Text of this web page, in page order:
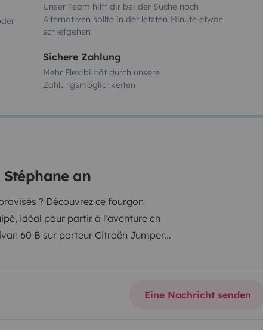
Unser Team hilft dir bei der Suche nach
Alternativen sollte in der letzten Minute etwas
schiefgehen
Sichere Zahlung
Mehr Flexibilität durch unsere
Zahlungsmöglichkeiten
an
? Découvrez ce fourgon
idéal pour partir à l’aventure en
60 B sur porteur Citroën Jumper
Visite virtuelle sur
il se conduit très facilement et est
Eine Nachricht senden